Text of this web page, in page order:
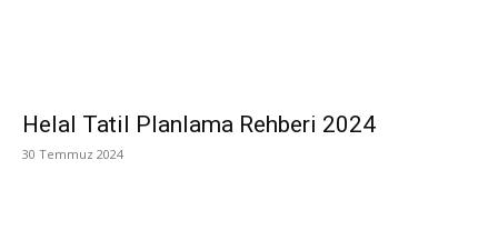
Helal Tatil Planlama Rehberi 2024
30 Temmuz 2024